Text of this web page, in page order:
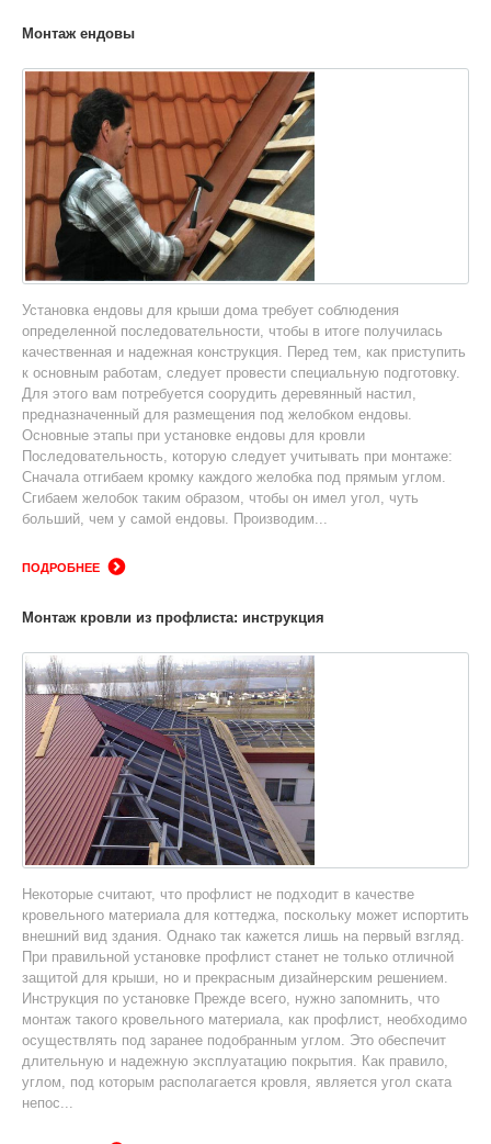
Монтаж ендовы
Установка ендовы для крыши дома требует соблюдения
определенной последовательности, чтобы в итоге получилась
качественная и надежная конструкция. Перед тем, как приступить
к основным работам, следует провести специальную подготовку.
Для этого вам потребуется соорудить деревянный настил,
предназначенный для размещения под желобком ендовы.
Основные этапы при установке ендовы для кровли
Последовательность, которую следует учитывать при монтаже:
Сначала отгибаем кромку каждого желобка под прямым углом.
Сгибаем желобок таким образом, чтобы он имел угол, чуть
больший, чем у самой ендовы. Производим...
ПОДРОБНЕЕ
Монтаж кровли из профлиста: инструкция
Некоторые считают, что профлист не подходит в качестве
кровельного материала для коттеджа, поскольку может испортить
внешний вид здания. Однако так кажется лишь на первый взгляд.
При правильной установке профлист станет не только отличной
защитой для крыши, но и прекрасным дизайнерским решением.
Инструкция по установке Прежде всего, нужно запомнить, что
монтаж такого кровельного материала, как профлист, необходимо
осуществлять под заранее подобранным углом. Это обеспечит
длительную и надежную эксплуатацию покрытия. Как правило,
углом, под которым располагается кровля, является угол ската
непос...